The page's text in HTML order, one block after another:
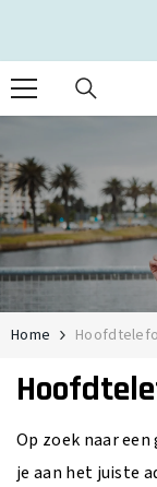
Home
Op zoek naar
je aan het juiste